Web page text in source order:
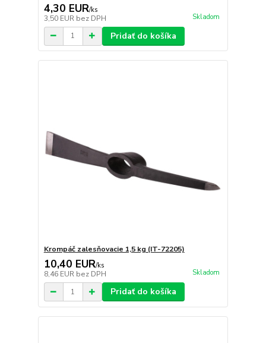
4,30 EUR/ks
3,50 EUR bez DPH Skladom
Pridať do košíka
Krompáč zalesňovacie 1,5 kg (IT-72205)
10,40 EUR/ks
8,46 EUR bez DPH Skladom
Pridať do košíka